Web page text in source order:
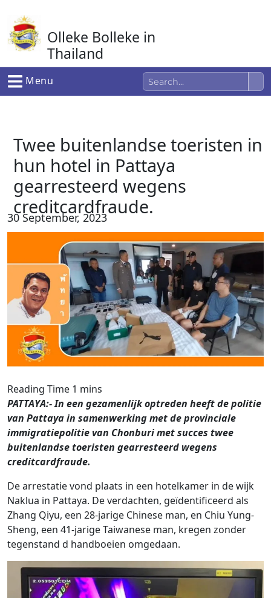
naar
de
inhoud
Olleke Bolleke in
Thailand
In Thailand
Menu
Twee buitenlandse toeristen in
hun hotel in Pattaya
gearresteerd wegens
creditcardfraude.
30 September, 2023
PATTAYA:- In een gezamenlijk optreden heeft de politie
van Pattaya in samenwerking met de provinciale
immigratiepolitie van Chonburi met succes twee
buitenlandse toeristen gearresteerd wegens
creditcardfraude.
De arrestatie vond plaats in een hotelkamer in de wijk
Naklua in Pattaya. De verdachten, geïdentificeerd als
Zhang Qiyu, een 28-jarige Chinese man, en Chiu Yung-
Sheng, een 41-jarige Taiwanese man, kregen zonder
tegenstand d handboeien omgedaan.